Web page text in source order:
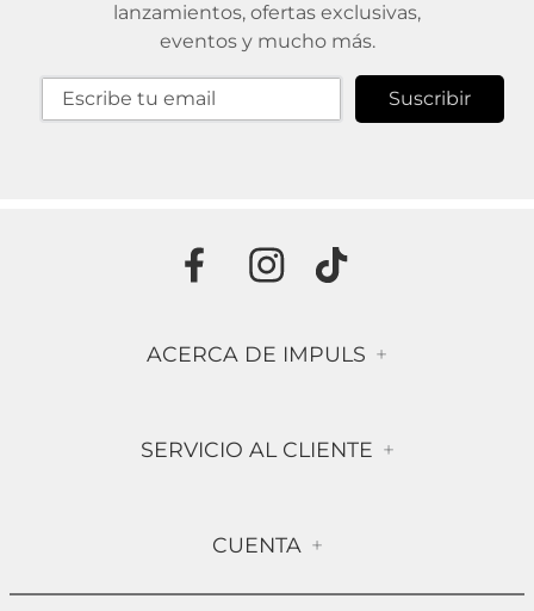
lanzamientos, ofertas exclusivas,
eventos y mucho más.
Suscribir
ACERCA DE IMPULS +
Contáctanos
Compra Segura
SERVICIO AL CLIENTE +
CUENTA +